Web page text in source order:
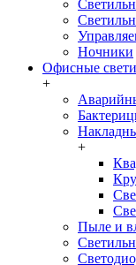
Ночники
Офисные
+
+
Пыле и